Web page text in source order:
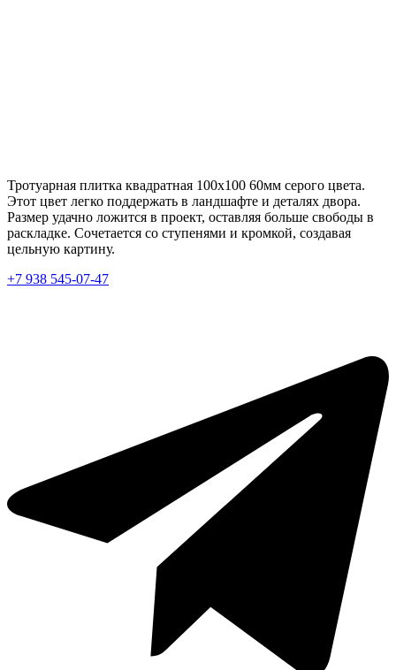
Тротуарная плитка квадратная 100х100 60мм серого цвета.
Этот цвет легко поддержать в ландшафте и деталях двора.
Размер удачно ложится в проект, оставляя больше свободы в
раскладке. Сочетается со ступенями и кромкой, создавая
цельную картину.
+7 938 545-07-47